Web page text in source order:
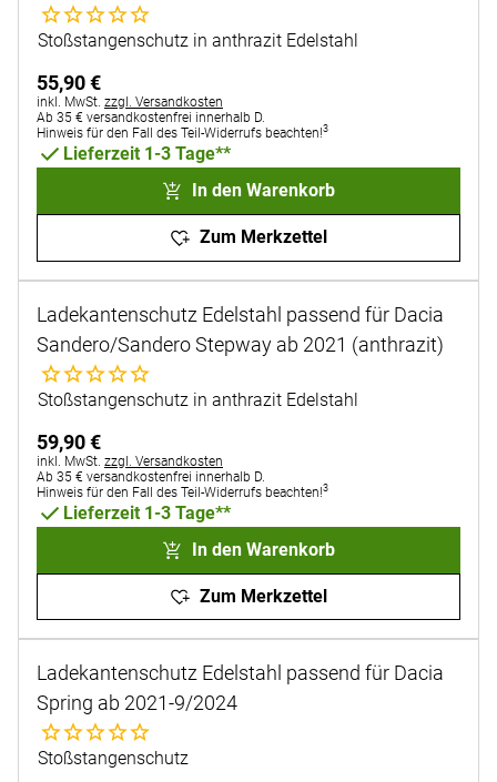
Noch keine Bewertungen abgegeben
Stoßstangenschutz in anthrazit Edelstahl
55,90€
Steuerhinweis:
inkl. MwSt. zzgl. Versandkosten
Ab 35 € versandkostenfrei innerhalb D.
Hinweis für den Fall des Teil-Widerrufs beachten!3
Lieferzeit 1-3 Tage**
In den Warenkorb
Zum Merkzettel
Ladekantenschutz Edelstahl passend für Dacia
Sandero/Sandero Stepway ab 2021 (anthrazit)
Noch keine Bewertungen abgegeben
Stoßstangenschutz in anthrazit Edelstahl
59,90€
Steuerhinweis:
inkl. MwSt. zzgl. Versandkosten
Ab 35 € versandkostenfrei innerhalb D.
Hinweis für den Fall des Teil-Widerrufs beachten!3
Lieferzeit 1-3 Tage**
In den Warenkorb
Zum Merkzettel
Ladekantenschutz Edelstahl passend für Dacia
Spring ab 2021-9/2024
Noch keine Bewertungen abgegeben
Stoßstangenschutz